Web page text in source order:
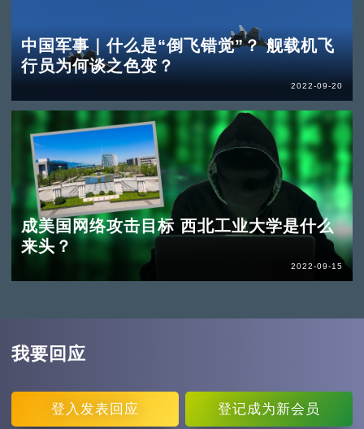
中国军事｜什么是“倒飞错觉”？ 舰载机飞
行员为何谈之色变？
2022-09-20
成美国网络攻击目标 西北工业大学是什么
来头？
2022-09-15
我要回应
登入 发表回应 登记成为新会员